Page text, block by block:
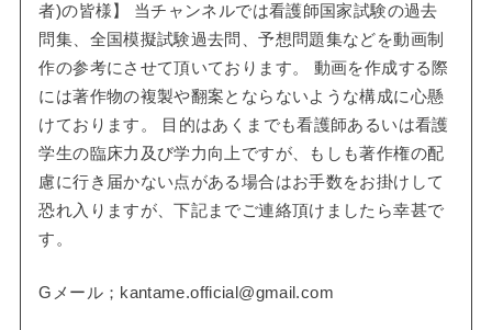
者)の皆様】 当チャンネルでは看護師国家試験の過去
問集、全国模擬試験過去問、予想問題集などを動画制
作の参考にさせて頂いております。 動画を作成する際
には著作物の複製や翻案とならないような構成に心懸
けております。 目的はあくまでも看護師あるいは看護
学生の臨床力及び学力向上ですが、もしも著作権の配
慮に行き届かない点がある場合はお手数をお掛けして
恐れ入りますが、下記までご連絡頂けましたら幸甚で
す。
Gメール；kantame.official@gmail.com